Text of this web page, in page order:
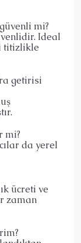
mi?
Ideal
titizlikle
getirisi
mi?
da yerel
ücreti ve
zaman